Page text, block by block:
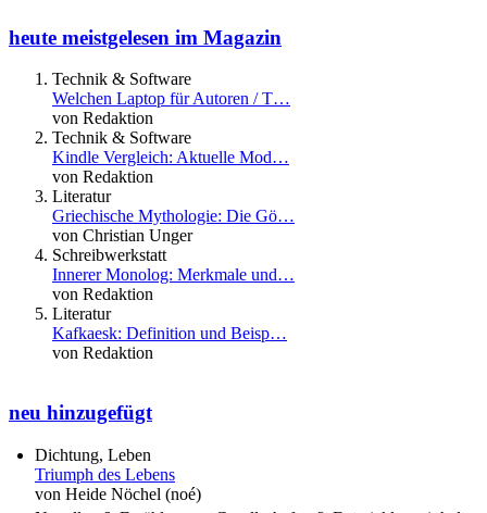
heute meistgelesen im Magazin
Technik & Software
Welchen Laptop für Autoren / T…
von Redaktion
Technik & Software
Kindle Vergleich: Aktuelle Mod…
von Redaktion
Literatur
Griechische Mythologie: Die Gö…
von Christian Unger
Schreibwerkstatt
Innerer Monolog: Merkmale und…
von Redaktion
Literatur
Kafkaesk: Definition und Beisp…
von Redaktion
neu hinzugefügt
Dichtung, Leben
Triumph des Lebens
von Heide Nöchel (noé)